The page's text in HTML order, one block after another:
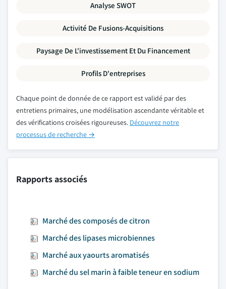
Analyse SWOT
Activité De Fusions-Acquisitions
Paysage De L'investissement Et Du Financement
Profils D'entreprises
Chaque point de donnée de ce rapport est validé par des
entretiens primaires, une modélisation ascendante véritable et
des vérifications croisées rigoureuses. Découvrez notre
processus de recherche →
Rapports associés
Marché des composés de citron
Marché des lipases microbiennes
Marché aux yaourts aromatisés
Marché du sel marin à faible teneur en sodium